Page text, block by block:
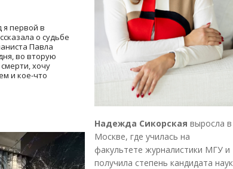
я первой в
о судьбе
Павла
во вторую
хочу
и кое-что
Надежда Сикорская выросла в
Москве, где училась на
факультете журналистики МГУ и
получила степень кандидата наук